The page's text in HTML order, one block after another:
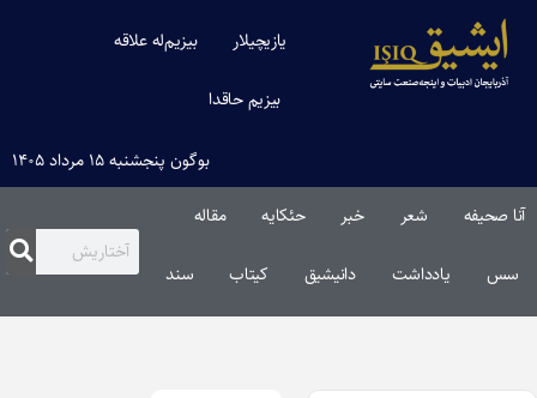
یازیچیلار بیزیم‌له علاقه
بیزیم حاقدا
بوگون پنجشنبه ۱۵ مرداد ۱۴۰۵
آنا صحیفه شعر خبر حئکایه مقاله‌
سس یادداشت دانیشیق کیتاب سند